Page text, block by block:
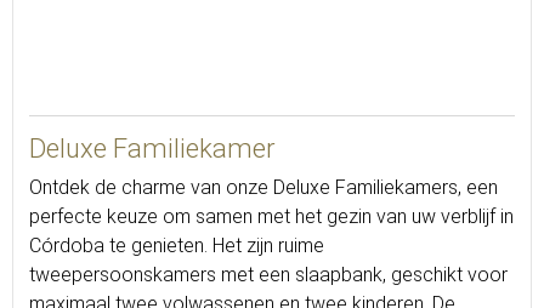
Deluxe Familiekamer
Ontdek de charme van onze Deluxe Familiekamers, een
perfecte keuze om samen met het gezin van uw verblijf in
Córdoba te genieten. Het zijn ruime
tweepersoonskamers met een slaapbank, geschikt voor